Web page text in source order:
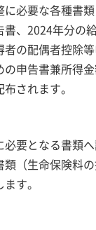
に必要な各種書
書、2024年分の
者の配偶者控除
の申告書兼所得
されます。
必要となる書類
類（生命保険料
す。